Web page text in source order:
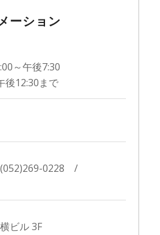
ーション
～午後7:30
後12:30まで
0228 /
ビル 3F